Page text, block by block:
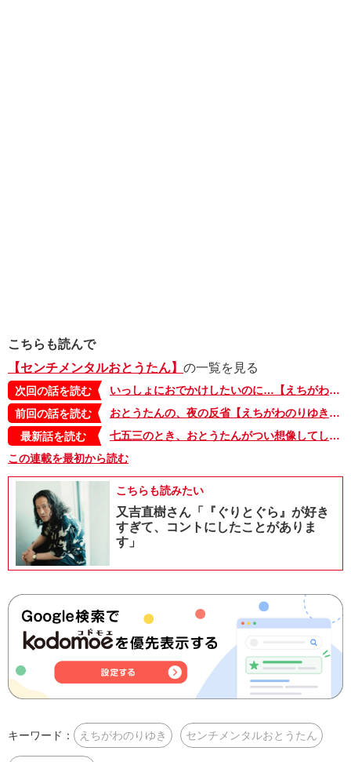
こちらも読んで
【センチメンタルおとうたん】 の一覧を見る
次回の話を読む
いっしょにおでかけしたいのに…【えちがわのりゆきの「センチメンタルおとうたん」・44】
前回の話を読む
おとうたんの、夜の反省【えちがわのりゆきの「センチメンタルおとうたん」・42】
最新話を読む
七五三のとき、おとうたんがつい想像してしまったのは……【えちがわのりゆきの「センチメンタルおとうたん」・七五三編】
この連載を最初から読む
こちらも読みたい
又吉直樹さん「『ぐりとぐら』が好き
すぎて、コントにしたことがありま
す」
キーワード： えちがわのりゆき センチメンタルおとうたん